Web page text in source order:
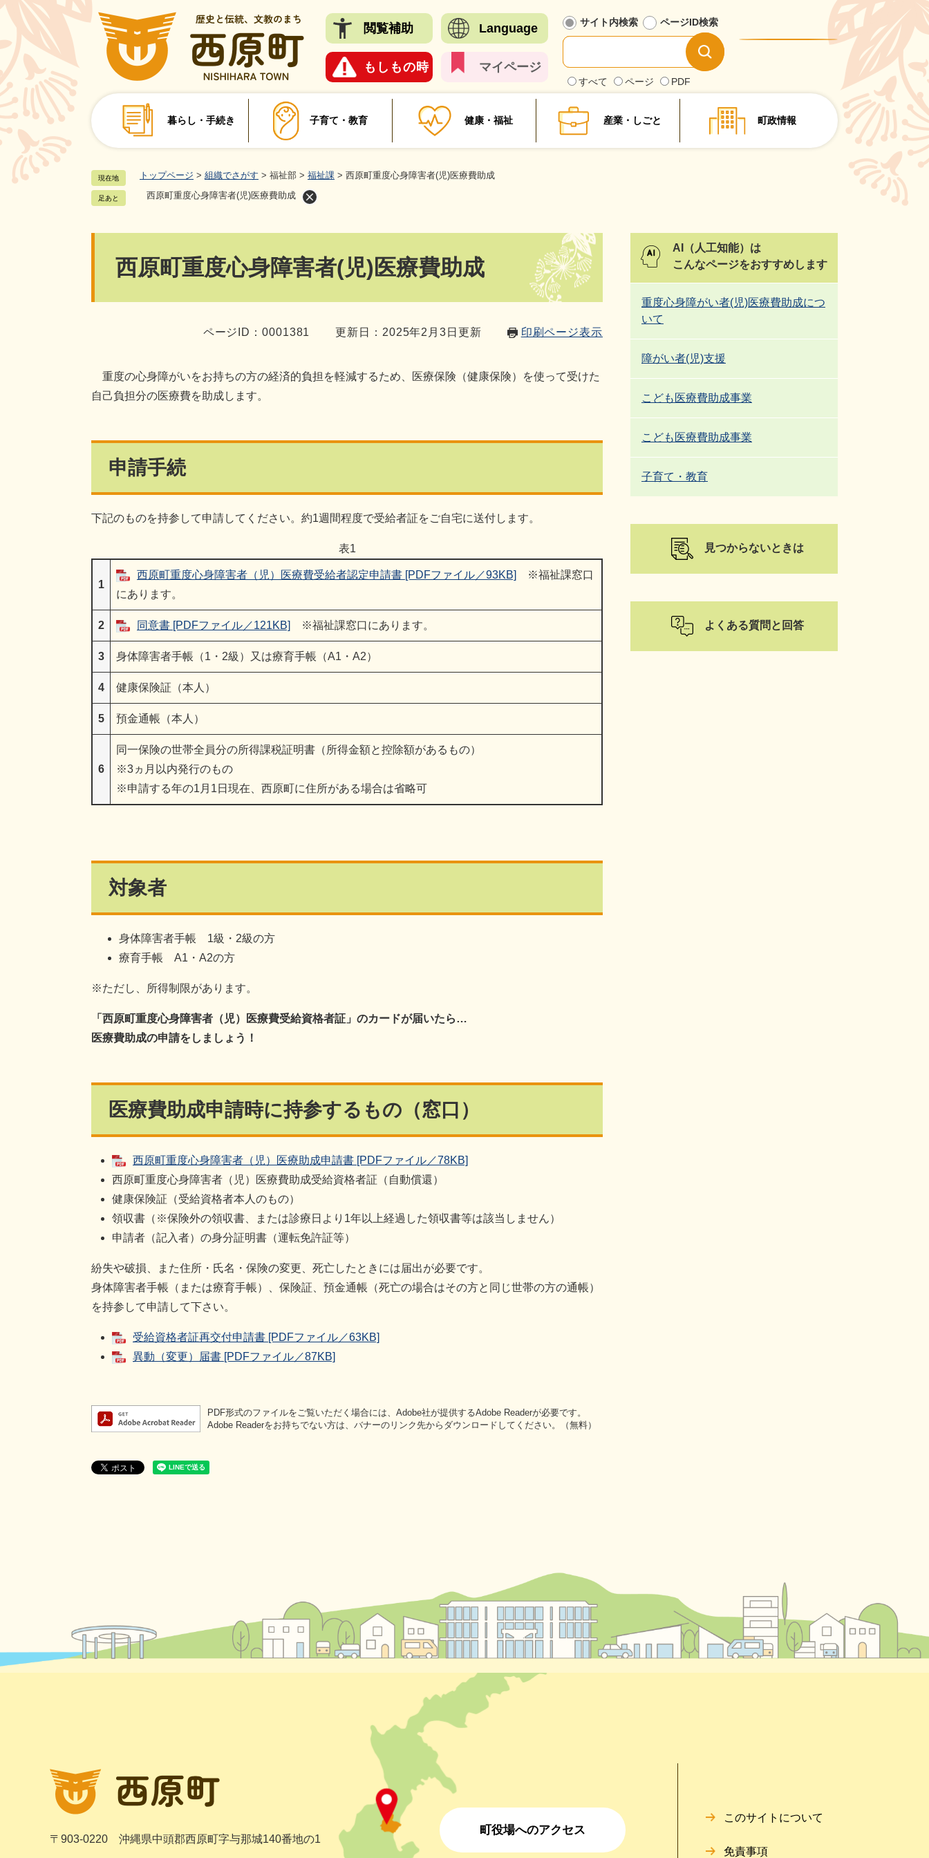
ペ
ジ
先
頭
で
。
閲覧補助 Language
もしもの時 マイページ
サイト内検索
検
索
対
象
すべて ページ PDF
ページID検索
探
暮らし・手続き 子育て・教育 健康・福祉 産業・しごと 町政情報
現在地 トップページ > 組織でさがす > 福祉部 > 福祉課 > 西原町重度心身障害者(児)医療費助成
足あと 西原町重度心身障害者(児)医療費助成
西原町重度心身障害者(児)医療費助成
ページID：0001381 更新日：2025年2月3日更新 印刷ページ表示
重度の心身障がいをお持ちの方の経済的負担を軽減するため、医療保険（健康保険）を使って受けた
自己負担分の医療費を助成します。
申請手続
下記のものを持参して申請してください。約1週間程度で受給者証をご自宅に送付します。
表1
1
西原町重度心身障害者（児）医療費受給者認定申請書 [PDFファイル／93KB]
※福祉課窓口
にあります。
2 同意書 [PDFファイル／121KB] ※福祉課窓口にあります。
3 身体障害者手帳（1・2級）又は療育手帳（A1・A2）
4 健康保険証（本人）
5 預金通帳（本人）
6
同一保険の世帯全員分の所得課税証明書（所得金額と控除額があるもの）
※3ヵ月以内発行のもの
※申請する年の1月1日現在、西原町に住所がある場合は省略可
対象者
身体障害者手帳 1級・2級の方
療育手帳 A1・A2の方
※ただし、所得制限があります。
「西原町重度心身障害者（児）医療費受給資格者証」のカードが届いたら…
医療費助成の申請をしましょう！
医療費助成申請時に持参するもの（窓口）
西原町重度心身障害者（児）医療助成申請書 [PDFファイル／78KB]
西原町重度心身障害者（児）医療費助成受給資格者証（自動償還）
健康保険証（受給資格者本人のもの）
領収書（※保険外の領収書、または診療日より1年以上経過した領収書等は該当しません）
申請者（記入者）の身分証明書（運転免許証等）
紛失や破損、また住所・氏名・保険の変更、死亡したときには届出が必要です。
身体障害者手帳（または療育手帳）、保険証、預金通帳（死亡の場合はその方と同じ世帯の方の通帳）
を持参して申請して下さい。
受給資格者証再交付申請書 [PDFファイル／63KB]
異動（変更）届書 [PDFファイル／87KB]
PDF形式のファイルをご覧いただく場合には、Adobe社が提供するAdobe Readerが必要です。
Adobe Readerをお持ちでない方は、バナーのリンク先からダウンロードしてください。（無料）
AI（人工知能）は
こんなページをおすすめします
重度心身障がい者(児)医療費助成につ
いて
障がい者(児)支援
こども医療費助成事業
こども医療費助成事業
子育て・教育
見つからないときは
よくある質問と回答
〒903-0220 沖縄県中頭郡西原町字与那城140番地の1
町役場へのアクセス
このサイトについて
免責事項